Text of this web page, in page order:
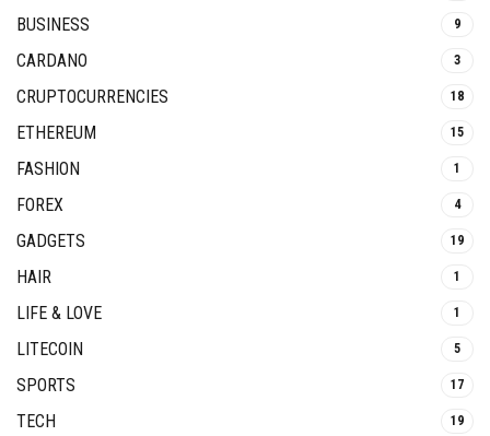
BUSINESS 9
CARDANO 3
CRUPTOCURRENCIES 18
ETHEREUM 15
FASHION 1
FOREX 4
GADGETS 19
HAIR 1
LIFE & LOVE 1
LITECOIN 5
SPORTS 17
TECH 19